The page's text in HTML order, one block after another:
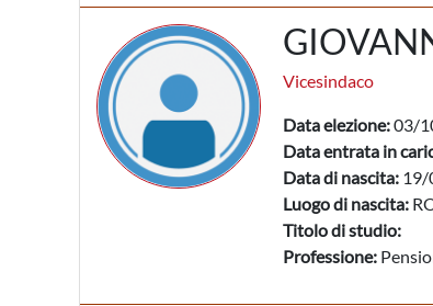
Vicesindaco
Data elezione:03/
Data entrata in
Data di nascita: 19/
Luogo di nascita:
Titolo di studio:
Professione: